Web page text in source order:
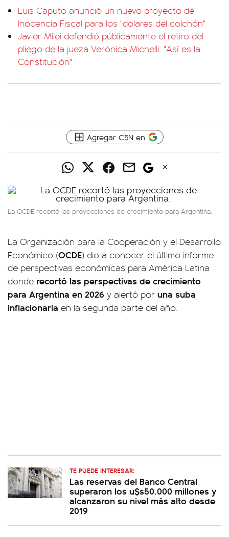
Luis Caputo anunció un nuevo proyecto de
Inocencia Fiscal para los "dólares del colchón"
Javier Milei defendió públicamente el retiro del
pliego de la jueza Verónica Michelli: "Así es la
Constitución"
Agregar C5N en
La OCDE recortó las proyecciones de crecimiento para Argentina.
La Organización para la Cooperación y el Desarrollo
Económico (OCDE) dio a conocer el último informe
de perspectivas económicas para América Latina
donde recortó las perspectivas de crecimiento
para Argentina en 2026 y alertó por una suba
inflacionaria en la segunda parte del año.
TE PUEDE INTERESAR:
Las reservas del Banco Central
superaron los u$s50.000 millones y
alcanzaron su nivel más alto desde
2019